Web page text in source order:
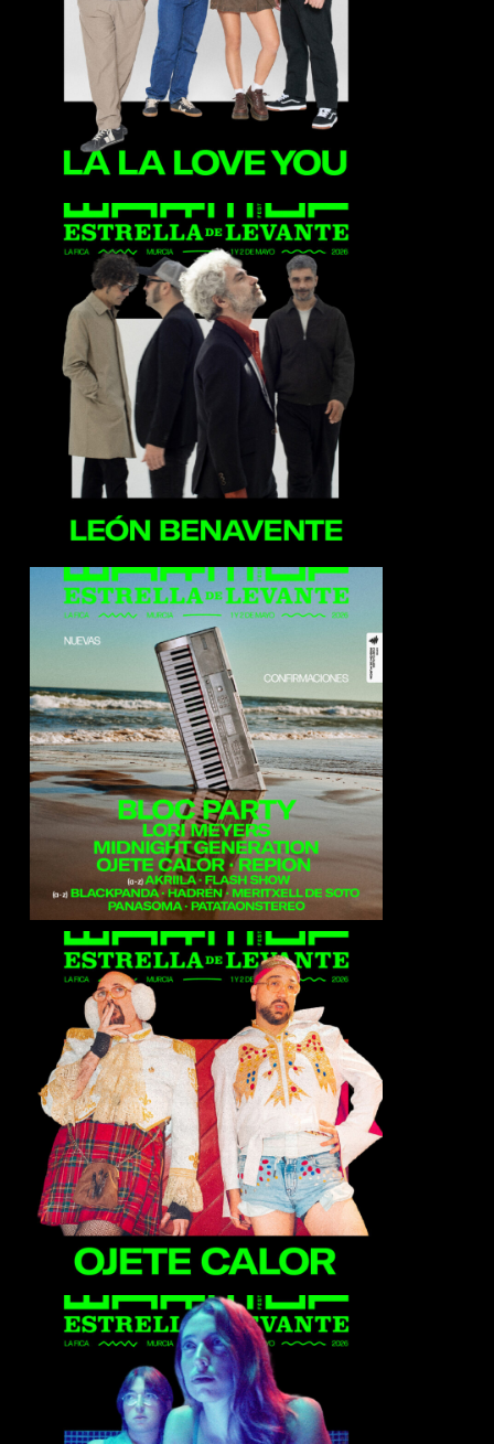
La La Love You
León Benavente
Midnight Generation
Ojete Calor